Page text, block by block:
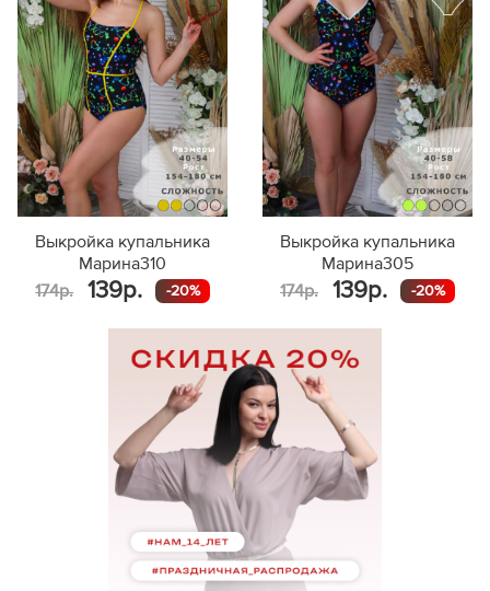
Выкройка купальника
Марина310
174р.
139р. -20%
Выкройка купальника
Марина305
174р.
139р. -20%